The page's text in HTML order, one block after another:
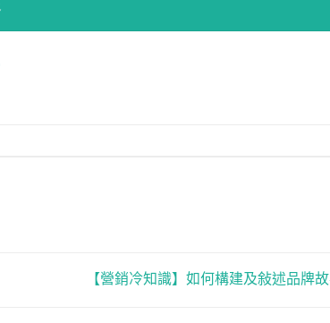
【營銷冷知識】如何構建及敍述品牌